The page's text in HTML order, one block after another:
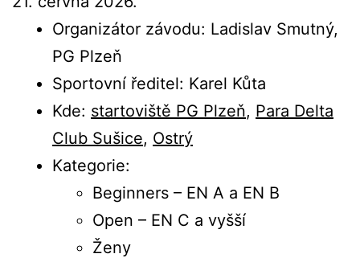
Organizátor závodu: Ladislav Smutný,
PG Plzeň
Sportovní ředitel: Karel Kůta
Kde: startoviště PG Plzeň, Para Delta
Club Sušice, Ostrý
Kategorie:
Beginners – EN A a EN B
Open – EN C a vyšší
Ženy